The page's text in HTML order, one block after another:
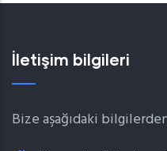
İletişim bilgileri
Bize aşağıdaki